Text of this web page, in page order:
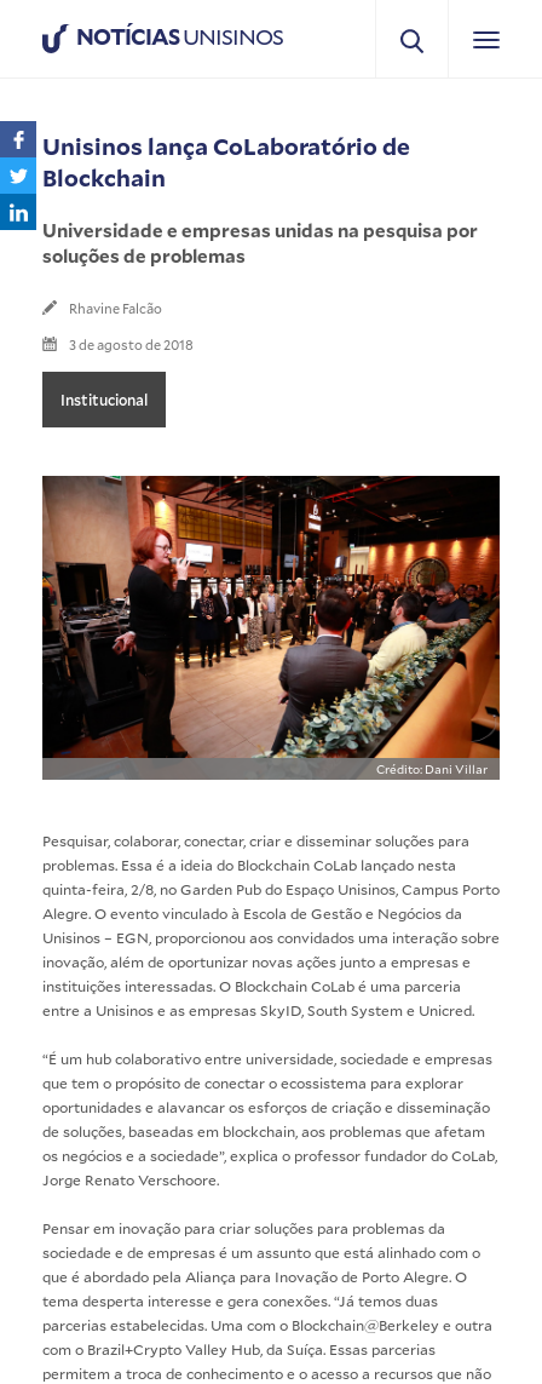
NOTÍCIASUNISINOS
Unisinos lança CoLaboratório de
Blockchain
Universidade e empresas unidas na pesquisa por
soluções de problemas
Rhavine Falcão
3 de agosto de 2018
Institucional
Crédito: Dani Villar
Pesquisar, colaborar, conectar, criar e disseminar soluções para
problemas. Essa é a ideia do Blockchain CoLab lançado nesta
quinta-feira, 2/8, no Garden Pub do Espaço Unisinos, Campus Porto
Alegre. O evento vinculado à Escola de Gestão e Negócios da
Unisinos – EGN , proporcionou aos convidados uma interação sobre
inovação, além de oportunizar novas ações junto a empresas e
instituições interessadas. O Blockchain CoLab é uma parceria
entre a Unisinos e as empresas SkyID, South System e Unicred.
“É um hub colaborativo entre universidade, sociedade e empresas
que tem o propósito de conectar o ecossistema para explorar
oportunidades e alavancar os esforços de criação e disseminação
de soluções, baseadas em blockchain, aos problemas que afetam
os negócios e a sociedade”, explica o professor fundador do CoLab,
Jorge Renato Verschoore.
Pensar em inovação para criar soluções para problemas da
sociedade e de empresas é um assunto que está alinhado com o
que é abordado pela Aliança para Inovação de Porto Alegre. O
tema desperta interesse e gera conexões. “Já temos duas
parcerias estabelecidas. Uma com o Blockchain@Berkeley e outra
com o Brazil+Crypto Valley Hub, da Suíça. Essas parcerias
permitem a troca de conhecimento e o acesso a recursos que não